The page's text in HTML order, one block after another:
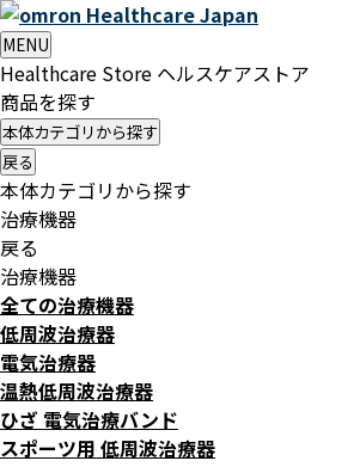
HealthcareJapan
MENU
Healthcare Store ヘルスケアストア
商品を探す
本体カテゴリから探す
戻る
本体カテゴリから探す
治療機器
戻る
治療機器
全ての治療機器
低周波治療器
電気治療器
温熱低周波治療器
ひざ 電気治療バンド
スポーツ用 低周波治療器